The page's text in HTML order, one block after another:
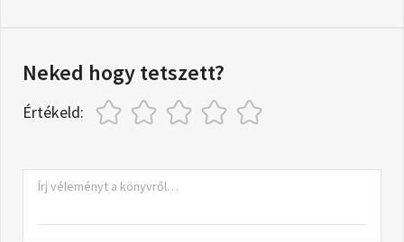
Neked hogy tetszett?
Értékeld: